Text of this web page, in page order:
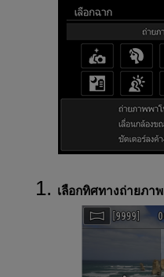
เลือกทิศทางถ่ายภาพ